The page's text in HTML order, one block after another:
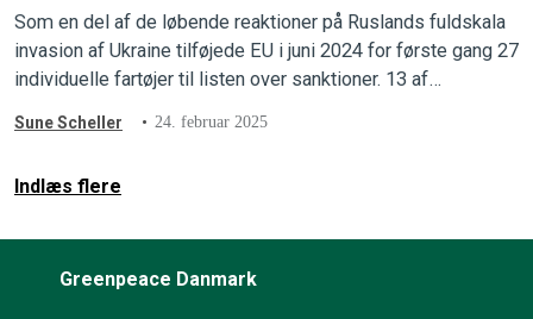
Som en del af de løbende reaktioner på Ruslands fuldskala
invasion af Ukraine tilføjede EU i juni 2024 for første gang 27
individuelle fartøjer til listen over sanktioner. 13 af…
Sune Scheller 24. februar 2025
Indlæs flere
Greenpeace Danmark